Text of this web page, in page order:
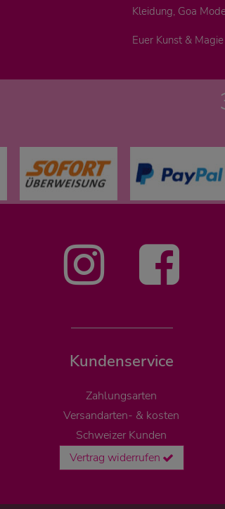
Kleidung, Goa
Euer Kunst &
Kundenservice
Zahlungsarten
Versandarten- & kosten
Schweizer Kunden
Vertrag widerrufen